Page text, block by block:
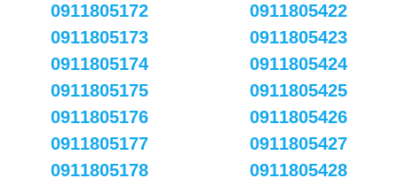
0911805172
0911805173
0911805174
0911805175
0911805176
0911805177
0911805178
0911805422
0911805423
0911805424
0911805425
0911805426
0911805427
0911805428